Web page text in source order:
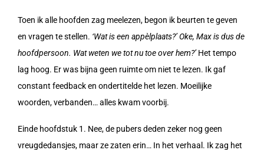
Toen ik alle hoofden zag meelezen, begon ik beurten te geven
en vragen te stellen. ‘Wat is een appèlplaats?’Oke, Max is dus de
hoofdpersoon. Wat weten we tot nu toe over hem?’Het tempo
lag hoog. Er was bijna geen ruimte om niet te lezen. Ik gaf
constant feedback en ondertitelde het lezen. Moeilijke
woorden, verbanden… alles kwam voorbij.
Einde hoofdstuk 1. Nee, de pubers deden zeker nog geen
vreugdedansjes, maar ze zaten erin… In het verhaal. Ik zag het